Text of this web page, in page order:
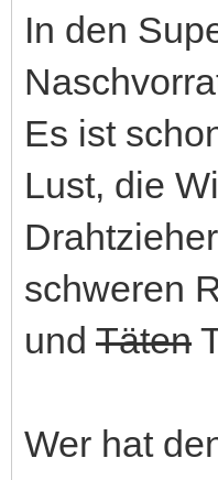
In den
Es ist
Lust, die
schweren
und Täten
Wer hat